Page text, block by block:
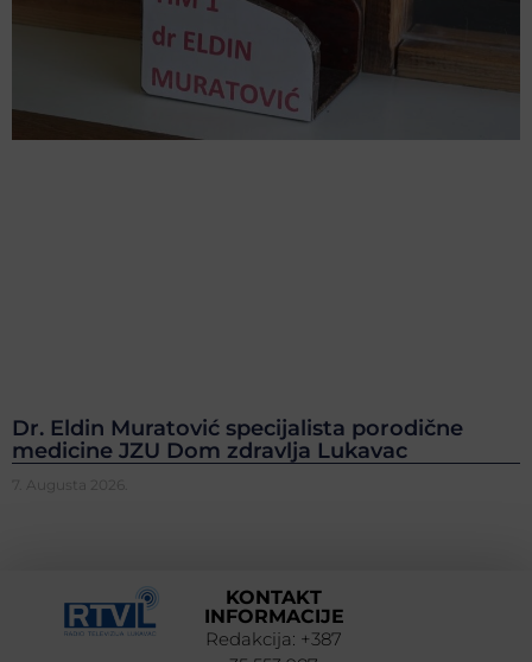
Dr. Eldin Muratović specijalista porodične
medicine JZU Dom zdravlja Lukavac
7. Augusta 2026.
KONTAKT
INFORMACIJE
Redakcija: +387